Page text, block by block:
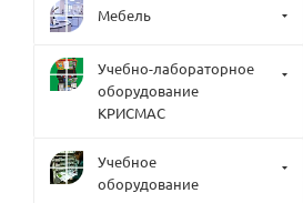
Мебель
Учебно-лабораторное
оборудование
КРИСМАС
Учебное
оборудование